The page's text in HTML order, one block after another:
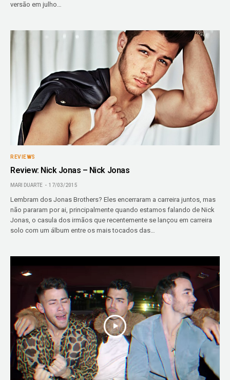
versão em julho…
REVIEWS
Review: Nick Jonas – Nick Jonas
MARI DUARTE 17/03/2015
Lembram dos Jonas Brothers? Eles encerraram a carreira juntos, mas
não pararam por ai, principalmente quando estamos falando de Nick
Jonas, o casula dos irmãos que recentemente se lançou em carreira
solo com um álbum entre os mais tocados das…